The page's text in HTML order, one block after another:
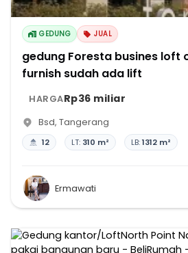
GEDUNG JUAL
gedung Foresta busines loft
furnish sudah ada lift
HARGARp36 miliar
Bsd, Tangerang
12 LT: 310 m² LB:1312 m²
Ermawati